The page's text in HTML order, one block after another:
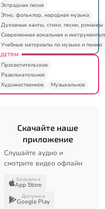
Эстрадная песня
Этно, фольклор, народная музыка
Духовные канты, стихи, песни, романсы
Современная вокальная и
Учебные материалы по музыке и пению
ДЕТЯМ
Просветительское
Развлекательное
Художественное
Музыкальное
Скачайте наше
приложение
Слушайте аудио и
смотрите видео офлайн
Загрузите в
App Store
Доступно в
Google Play